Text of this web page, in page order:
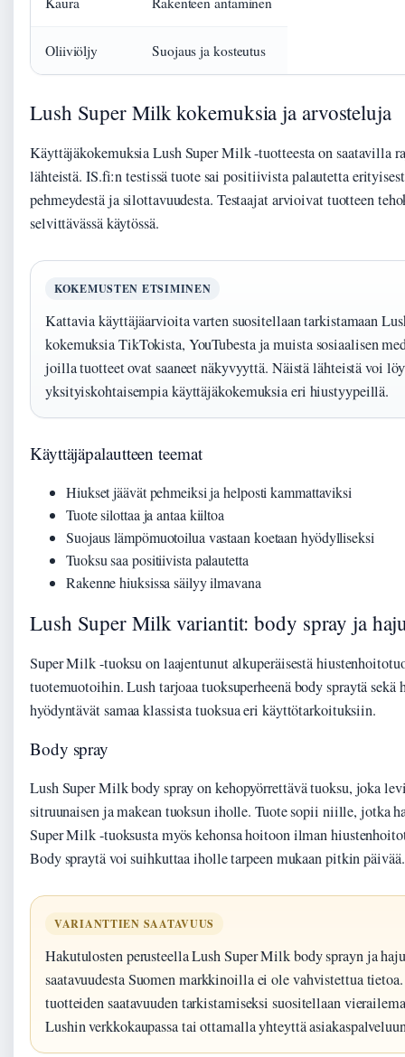
Oliiviöljy Suojaus ja kosteutus
Lush Super Milk kokemuksia ja arvosteluja
Käyttäjäkokemuksia Lush Super Milk -tuotteesta on saatavilla
lähteistä. IS.fi:n testissä tuote sai positiivista palautetta
pehmeydestä ja silottavuudesta. Testaajat arvioivat tuotteen
selvittävässä käytössä.
KOKEMUSTEN ETSIMINEN
Kattavia käyttäjäarvioita varten suositellaan tarkistamaan
kokemuksia TikTokista, YouTubesta ja muista sosiaalisen
joilla tuotteet ovat saaneet näkyvyyttä. Näistä lähteistä voi
yksityiskohtaisempia käyttäjäkokemuksia eri hiustyypeillä.
Käyttäjäpalautteen teemat
Hiukset jäävät pehmeiksi ja helposti kammattaviksi
Tuote silottaa ja antaa kiiltoa
Suojaus lämpömuotoilua vastaan koetaan hyödylliseksi
Tuoksu saa positiivista palautetta
Rakenne hiuksissa säilyy ilmavana
Lush Super Milk variantit: body spray ja
Super Milk -tuoksu on laajentunut alkuperäisestä
tuotemuotoihin. Lush tarjoaa tuoksuperheenä body spraytä sekä
hyödyntävät samaa klassista tuoksua eri käyttötarkoituksiin.
Body spray
Lush Super Milk body spray on kehopyörrettävä tuoksu, joka
sitruunaisen ja makean tuoksun iholle. Tuote sopii niille, jotka
Super Milk -tuoksusta myös kehonsa hoitoon ilman
Body spraytä voi suihkuttaa iholle tarpeen mukaan pitkin päivää.
VARIANTTIEN SAATAVUUS
Hakutulosten perusteella Lush Super Milk body sprayn ja
saatavuudesta Suomen markkinoilla ei ole vahvistettua
tuotteiden saatavuuden tarkistamiseksi suositellaan
Lushin verkkokaupassa tai ottamalla yhteyttä